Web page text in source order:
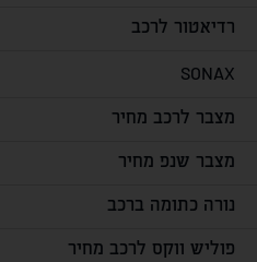
רדיאטור לרכב
SONAX
מצבר לרכב מחיר
מצבר שנפ מחיר
נורה כתומה ברכב
פוליש ווקס לרכב מחיר